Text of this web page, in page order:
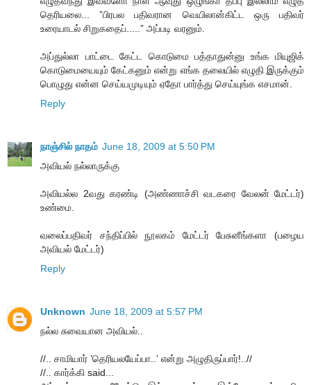
தெரியலை... ”பிரபல பதிவரான வெயிலான்கிட்ட ஒரு பதிவர்
உரையாடல் சிறுகதைப்.....” அப்படி வரனும்.
அப்துல்லா பாட்டை கேட்ட கொடுமை பத்தாதுன்னு உங்க மியுஜிக்
கொடுமையையும் கேட்கனும் என்று எங்க தலையில் எழுதி இருக்கும்
பொழுது என்ன செய்யமுடியும் ஏதோ பார்த்து செய்யுங்க எசமான்.
Reply
நாஞ்சில் நாதம் June 18, 2009 at 5:50 PM
அவியல் நல்லாருக்கு
அவியல்ல 2வது கரண்டி (அண்ணாச்சி வடகரை வேலன் மேட்டர்)
உண்மை.
வலைப்பதிவர் சந்திப்பில் நூலகம் மேட்டர் பேசுனீங்களா (பழைய
அவியல் மேட்டர்)
Reply
Unknown June 18, 2009 at 5:57 PM
நல்ல சுவையான அவியல்..
//.. சாமியார் ’தெரியலயேப்பா..’ என்று அழுதிருப்பார்!..//
//.. கார்க்கி said...